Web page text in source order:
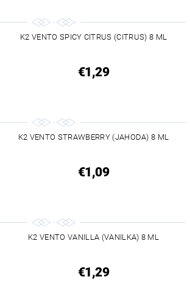
K2 VENTO SPICY CITRUS (CITRUS) 8 ML
€1,29
K2 VENTO STRAWBERRY (JAHODA) 8 ML
€1,09
K2 VENTO VANILLA (VANILKA) 8 ML
€1,29